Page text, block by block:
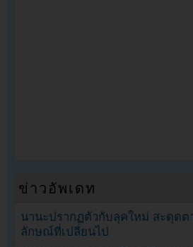
ข่าวอัพเดท
นานะปรากฏตัวกับลุคใหม่ สะดุดต
ลักษณ์ที่เปลี่ยนไป